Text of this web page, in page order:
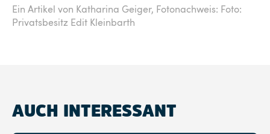
Ein Artikel von Katharina Geiger, Fotonachweis: Foto:
Privatsbesitz Edit Kleinbarth
AUCH INTERESSANT